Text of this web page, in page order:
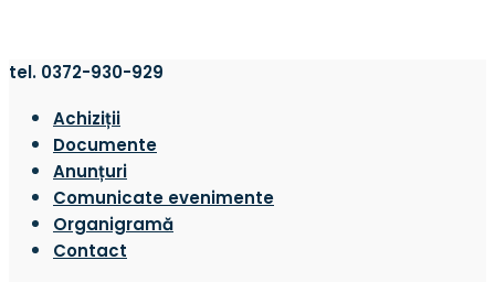
tel. 0372-930-929
Achiziții
Documente
Anunțuri
Comunicate evenimente
Organigramă
Contact